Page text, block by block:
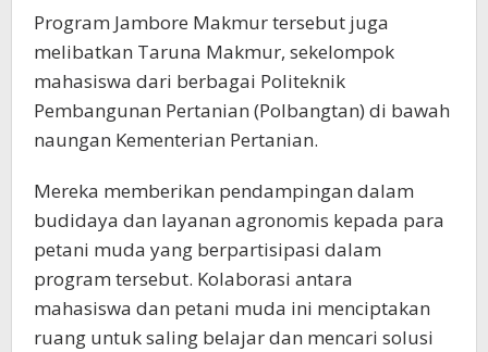
Program Jambore Makmur tersebut juga
melibatkan Taruna Makmur, sekelompok
mahasiswa dari berbagai Politeknik
Pembangunan Pertanian (Polbangtan) di bawah
naungan Kementerian Pertanian.
Mereka memberikan pendampingan dalam
budidaya dan layanan agronomis kepada para
petani muda yang berpartisipasi dalam
program tersebut. Kolaborasi antara
mahasiswa dan petani muda ini menciptakan
ruang untuk saling belajar dan mencari solusi